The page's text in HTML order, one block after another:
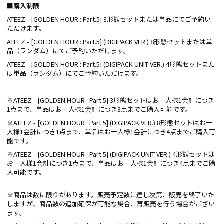
■購入制限
ATEEZ - [GOLDEN HOUR : Part.5] 3形態セットまたは単品にてご予約い
ただけます。
ATEEZ - [GOLDEN HOUR : Part.5] (DIGIPACK VER.) 8形態セットまたは単
品（ランダム）にてご予約いただけます。
ATEEZ - [GOLDEN HOUR : Part.5] (DIGIPACK UNIT VER.) 4形態セットまた
は単品（ランダム）にてご予約いただけます。
※ATEEZ - [GOLDEN HOUR : Part.5] 3形態セットはお一人様1会計につき
1点まで、単品はお一人様1会計につき3点までご購入可能です。
※ATEEZ - [GOLDEN HOUR : Part.5] (DIGIPACK VER.) 8形態セットはお一
人様1会計につき1点まで、単品はお一人様1会計につき4点までご購入可
能です。
※ATEEZ - [GOLDEN HOUR : Part.5] (DIGIPACK UNIT VER.) 4形態セットは
お一人様1会計につき1点まで、単品はお一人様1会計につき4点までご購
入可能です。
※商品は数に限りがあります。販売予定数に達し次第、販売を終了いた
しますが、商品数の追加確保が可能な場合、再販売を行う場合がござい
ます。